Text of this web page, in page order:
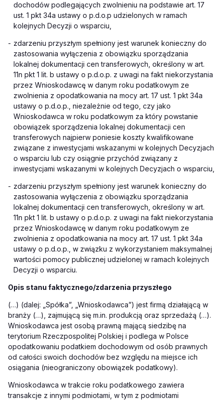
dochodów podlegających zwolnieniu na podstawie art. 17
ust. 1 pkt 34a ustawy o p.d.o.p udzielonych w ramach
kolejnych Decyzji o wsparciu,
- zdarzeniu przyszłym spełniony jest warunek konieczny do
zastosowania wyłączenia z obowiązku sporządzania
lokalnej dokumentacji cen transferowych, określony w art.
11n pkt 1 lit. b ustawy o p.d.o.p. z uwagi na fakt niekorzystania
przez Wnioskodawcę w danym roku podatkowym ze
zwolnienia z opodatkowania na mocy art. 17 ust. 1 pkt 34a
ustawy o p.d.o.p., niezależnie od tego, czy jako
Wnioskodawca w roku podatkowym za który powstanie
obowiązek sporządzenia lokalnej dokumentacji cen
transferowych najpierw poniesie koszty kwalifikowane
związane z inwestycjami wskazanymi w kolejnych Decyzjach
o wsparciu lub czy osiągnie przychód związany z
inwestycjami wskazanymi w kolejnych Decyzjach o wsparciu,
- zdarzeniu przyszłym spełniony jest warunek konieczny do
zastosowania wyłączenia z obowiązku sporządzania
lokalnej dokumentacji cen transferowych, określony w art.
11n pkt 1 lit. b ustawy o p.d.o.p. z uwagi na fakt niekorzystania
przez Wnioskodawcę w danym roku podatkowym ze
zwolnienia z opodatkowania na mocy art. 17 ust. 1 pkt 34a
ustawy o p.d.o.p., w związku z wykorzystaniem maksymalnej
wartości pomocy publicznej udzielonej w ramach kolejnych
Decyzji o wsparciu.
Opis stanu faktycznego/zdarzenia przyszłego
(…) (dalej: „Spółka”, „Wnioskodawca”) jest firmą działającą w
branży (…), zajmującą się m.in. produkcją oraz sprzedażą (…).
Wnioskodawca jest osobą prawną mającą siedzibę na
terytorium Rzeczpospolitej Polskiej i podlega w Polsce
opodatkowaniu podatkiem dochodowym od osób prawnych
od całości swoich dochodów bez względu na miejsce ich
osiągania (nieograniczony obowiązek podatkowy).
Wnioskodawca w trakcie roku podatkowego zawiera
transakcje z innymi podmiotami, w tym z podmiotami